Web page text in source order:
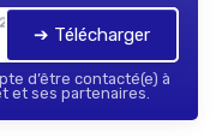
➔ Télécharger
d’être contacté(e) à
et ses partenaires.